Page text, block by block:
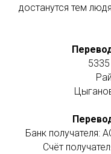
достанутся тем
Банк получателя:
Счёт